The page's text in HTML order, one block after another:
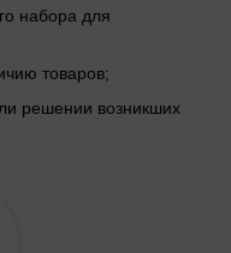
набора для
товаров;
решении возникших